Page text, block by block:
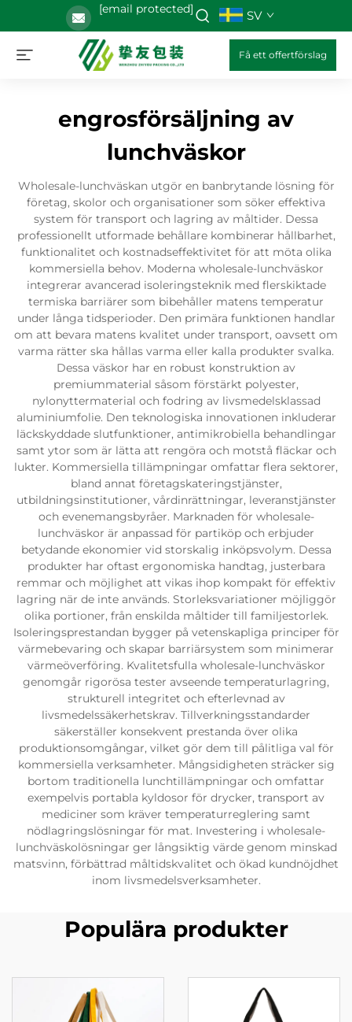
[email protected] SV
Få ett offertförslag
engrosförsäljning av
lunchväskor
Wholesale-lunchväskan utgör en banbrytande lösning för
företag, skolor och organisationer som söker effektiva
system för transport och lagring av måltider. Dessa
professionellt utformade behållare kombinerar hållbarhet,
funktionalitet och kostnadseffektivitet för att möta olika
kommersiella behov. Moderna wholesale-lunchväskor
integrerar avancerad isoleringsteknik med flerskiktade
termiska barriärer som bibehåller matens temperatur
under långa tidsperioder. Den primära funktionen handlar
om att bevara matens kvalitet under transport, oavsett om
varma rätter ska hållas varma eller kalla produkter svalka.
Dessa väskor har en robust konstruktion av
premiummaterial såsom förstärkt polyester,
nylonyttermaterial och fodring av livsmedelsklassad
aluminiumfolie. Den teknologiska innovationen inkluderar
läckskyddade slutfunktioner, antimikrobiella behandlingar
samt ytor som är lätta att rengöra och motstå fläckar och
lukter. Kommersiella tillämpningar omfattar flera sektorer,
bland annat företagskateringstjänster,
utbildningsinstitutioner, vårdinrättningar, leveranstjänster
och evenemangsbyråer. Marknaden för wholesale-
lunchväskor är anpassad för partiköp och erbjuder
betydande ekonomier vid storskalig inköpsvolym. Dessa
produkter har oftast ergonomiska handtag, justerbara
remmar och möjlighet att vikas ihop kompakt för effektiv
lagring när de inte används. Storleksvariationer möjliggör
olika portioner, från enskilda måltider till familjestorlek.
Isoleringsprestandan bygger på vetenskapliga principer för
värmebevaring och skapar barriärsystem som minimerar
värmeöverföring. Kvalitetsfulla wholesale-lunchväskor
genomgår rigorösa tester avseende temperaturlagring,
strukturell integritet och efterlevnad av
livsmedelssäkerhetskrav. Tillverkningsstandarder
säkerställer konsekvent prestanda över olika
produktionsomgångar, vilket gör dem till pålitliga val för
kommersiella verksamheter. Mångsidigheten sträcker sig
bortom traditionella lunchtillämpningar och omfattar
exempelvis portabla kyldosor för drycker, transport av
mediciner som kräver temperaturreglering samt
nödlagringslösningar för mat. Investering i wholesale-
lunchväskolösningar ger långsiktig värde genom minskad
matsvinn, förbättrad måltidskvalitet och ökad kundnöjdhet
inom livsmedelsverksamheter.
Populära produkter